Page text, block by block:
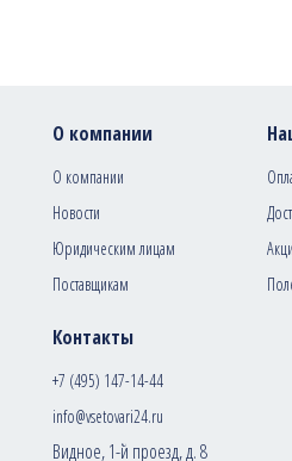
Контакты
+7 (495) 147-14-44
info@vsetovari24.ru
Видное, 1-й проезд, д. 8
О компании
О компании
Новости
Юридическим лицам
Поставщикам